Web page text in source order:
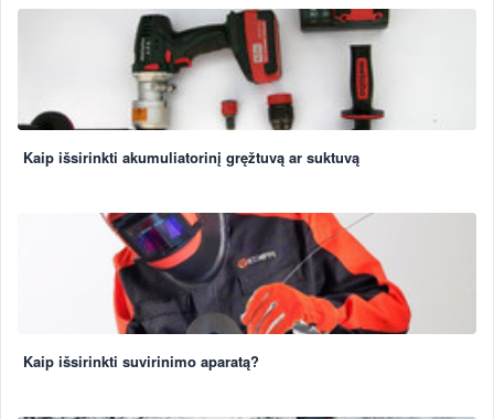
Kaip išsirinkti akumuliatorinį gręžtuvą ar suktuvą
Kaip išsirinkti suvirinimo aparatą?